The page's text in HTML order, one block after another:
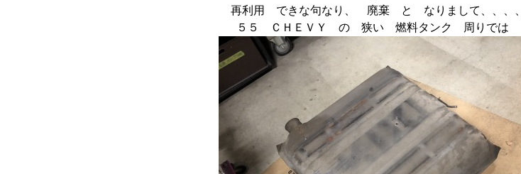
再利用 できな句なり、 廃棄 と なりまして、、、、
５５ ＣＨＥＶＹ の 狭い 燃料タンク 周りでは